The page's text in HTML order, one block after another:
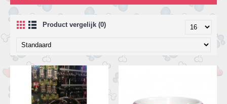
Product vergelijk (0)